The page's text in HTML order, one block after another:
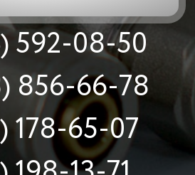
592-08-50
856-66-78
178-65-07